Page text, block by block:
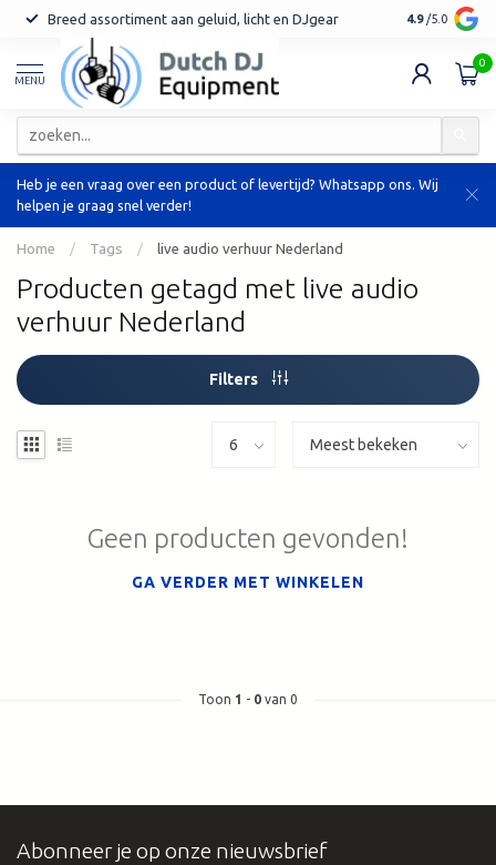
Breed assortiment aan geluid, licht en DJgear Tot 7 jaar
4.9 /5.0
MENU
0
Heb je een vraag over een product of levertijd? Whatsapp ons. Wij
helpen je graag snel verder!
Home / Tags / live audio verhuur Nederland
Producten getagd met live audio
verhuur Nederland
Filters
Geen producten gevonden!
GA VERDER MET WINKELEN
Toon 1 - 0 van 0
Abonneer je op onze nieuwsbrief